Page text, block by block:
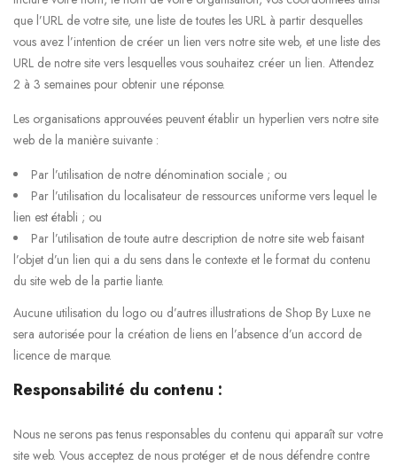
que l’URL de votre site, une liste de toutes les URL à partir desquelles
vous avez l’intention de créer un lien vers notre site web, et une liste des
URL de notre site vers lesquelles vous souhaitez créer un lien. Attendez
2 à 3 semaines pour obtenir une réponse.
Les organisations approuvées peuvent établir un hyperlien vers notre site
web de la manière suivante :
Par l’utilisation de notre dénomination sociale ; ou
Par l’utilisation du localisateur de ressources uniforme vers lequel le
lien est établi ; ou
Par l’utilisation de toute autre description de notre site web faisant
l’objet d’un lien qui a du sens dans le contexte et le format du contenu
du site web de la partie liante.
Aucune utilisation du logo ou d’autres illustrations de Shop By Luxe ne
sera autorisée pour la création de liens en l’absence d’un accord de
licence de marque.
Responsabilité du contenu :
Nous ne serons pas tenus responsables du contenu qui apparaît sur votre
site web. Vous acceptez de nous protéger et de nous défendre contre